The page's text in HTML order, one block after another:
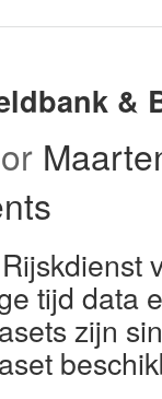
&
tijd data
zijn